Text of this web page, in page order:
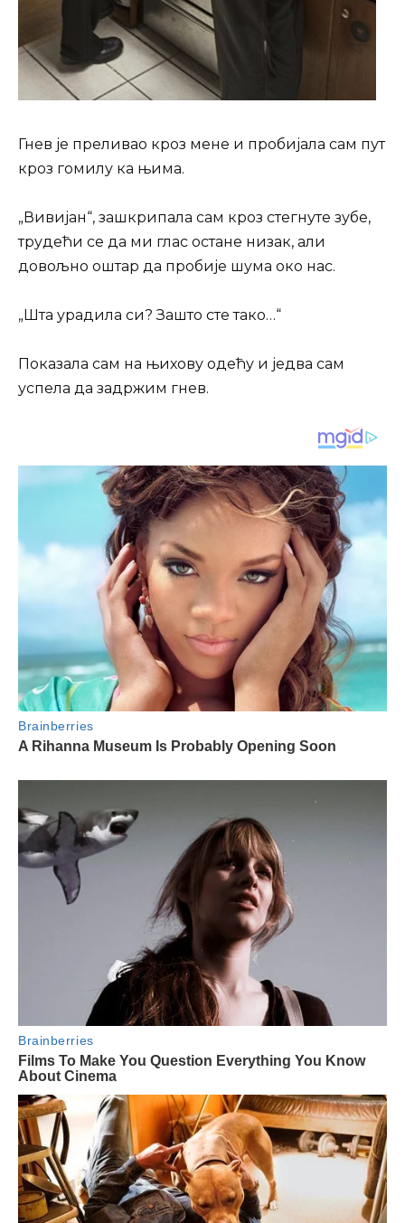
Гнев је преливао кроз мене и пробијала сам пут
кроз гомилу ка њима.
„Вивијан“, зашкрипала сам кроз стегнуте зубе,
трудећи се да ми глас остане низак, али
довољно оштар да пробије шума око нас.
„Шта урадила си? Зашто сте тако…“
Показала сам на њихову одећу и једва сам
успела да задржим гнев.